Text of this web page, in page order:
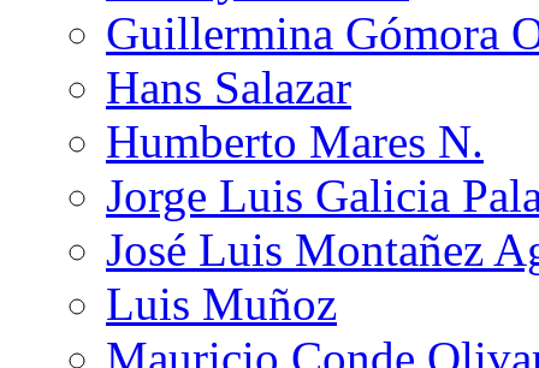
Guillermina Gómora
Hans Salazar
Humberto Mares N.
Jorge Luis Galicia
José Luis Montañez
Luis Muñoz
Mauricio Conde